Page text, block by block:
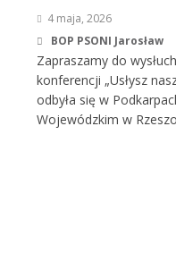
4 maja, 2026
BOP PSONI Jarosław
Zapraszamy do
konferencji „Usłysz
odbyła się w
Wojewódzkim w